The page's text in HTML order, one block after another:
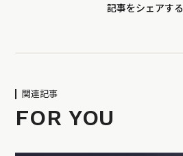
記事をシェアする
関連記事
FOR YOU